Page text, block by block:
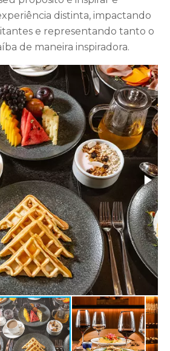
distinta, impactando
e representando tanto o
de maneira inspiradora.